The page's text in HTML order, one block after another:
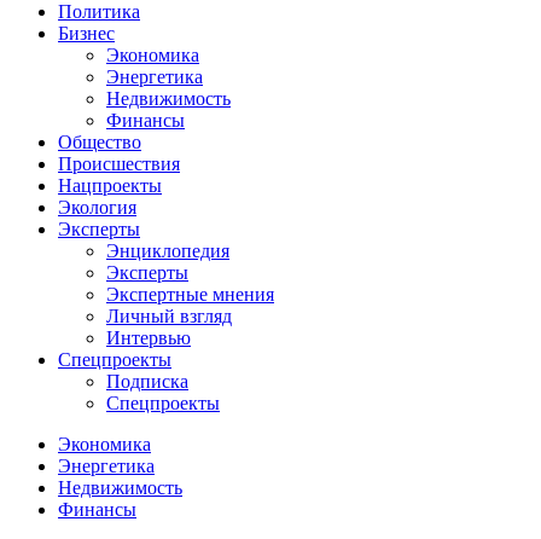
Политика
Бизнес
Экономика
Энергетика
Недвижимость
Финансы
Общество
Происшествия
Нацпроекты
Экология
Эксперты
Энциклопедия
Эксперты
Экспертные мнения
Личный взгляд
Интервью
Спецпроекты
Подписка
Спецпроекты
Экономика
Энергетика
Недвижимость
Финансы